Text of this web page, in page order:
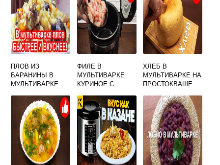
ПЛОВ ИЗ
БАРАНИНЫ В
МУЛЬТИВАРКЕ
ФИЛЕ В
МУЛЬТИВАРКЕ
КУРИНОЕ С
ХЛЕБ В
МУЛЬТИВАРКЕ НА
ПРОСТОКВАШЕ